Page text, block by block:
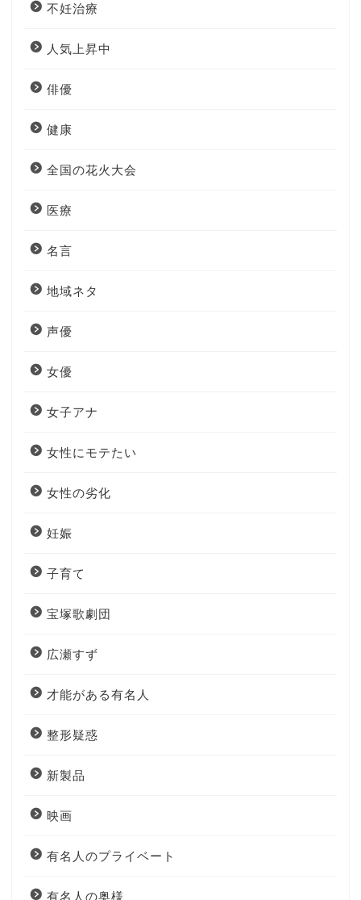
不妊治療
人気上昇中
俳優
健康
全国の花火大会
医療
名言
地域ネタ
声優
女優
女子アナ
女性にモテたい
女性の劣化
妊娠
子育て
宝塚歌劇団
広瀬すず
才能がある有名人
整形疑惑
新製品
映画
有名人のプライベート
有名人の奥様